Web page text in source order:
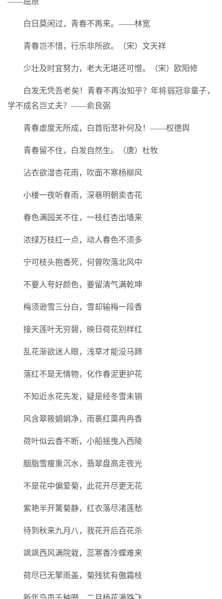
白日莫闲过，青春不再来。——林宽
青春岂不惜，行乐非所欲。（宋）文天祥
少壮及时宜努力，老大无堪还可憎。（宋）欧阳修
白发无凭吾老矣！青春不再汝知乎？年将弱冠非童子，
学不成名岂丈夫？——俞良弼
青春虚度无所成，白首衔悲补何及！——权德舆
青春留不住，白发自然生。（唐）杜牧
沾衣欲湿杏花雨，吹面不寒杨柳风
小楼一夜听春雨，深巷明朝卖杏花
春色满园关不住，一枝红杏出墙来
浓绿万枝红一点，动人春色不须多
宁可枝头抱香死，何曾吹落北风中
不要人夸好颜色，要留清气满乾坤
梅须逊雪三分白，雪却输梅一段香
接天莲叶无穷碧，映日荷花别样红
乱花渐欲迷人眼，浅草才能没马蹄
落红不是无情物，化作春泥更护花
不知近水花先发，疑是经冬雪未销
风含翠筱娟娟净，雨裛红蕖冉冉香
荷叶似云香不断，小船摇曳入西陵
胭脂雪瘦熏沉水，翡翠盘高走夜光
不是花中偏爱菊，此花开尽更无花
紫艳半开篱菊静，红衣落尽渚莲愁
待到秋来九月八，我花开后百花杀
飒飒西风满院栽，蕊寒香冷蝶难来
荷尽已无擎雨盖，菊残犹有傲霜枝